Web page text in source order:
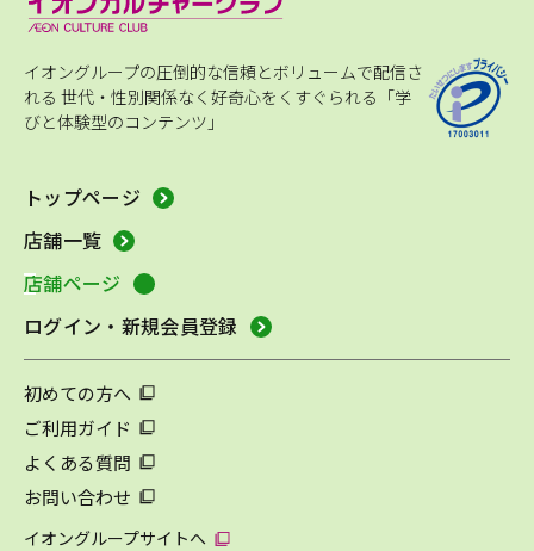
イオングループの圧倒的な信頼とボリュームで配信さ
れる 世代・性別関係なく好奇心をくすぐられる「学
びと体験型のコンテンツ」
トップページ
店舗一覧
店舗ページ
ログイン・新規会員登録
初めての方へ
ご利用ガイド
よくある質問
お問い合わせ
イオングループサイトへ